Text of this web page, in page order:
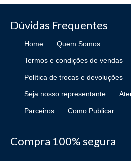
Dúvidas Frequentes
Home Quem Somos
Termos e condições de vendas
Política de trocas e devoluções
Seja nosso representante
Parceiros Como Publicar
Compra 100% segura